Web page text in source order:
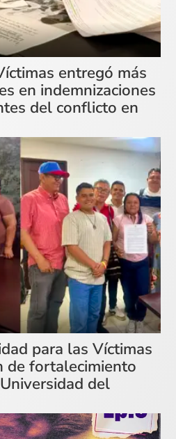
entregó más
en indemnizaciones
del conflicto en
para las Víctimas
de fortalecimiento
del